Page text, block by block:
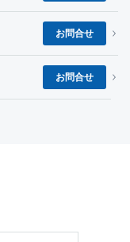
お問合せ
お問合せ